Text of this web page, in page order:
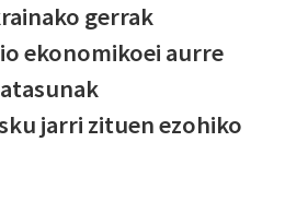
gerrak
ekonomikoei aurre
jarri zituen ezohiko